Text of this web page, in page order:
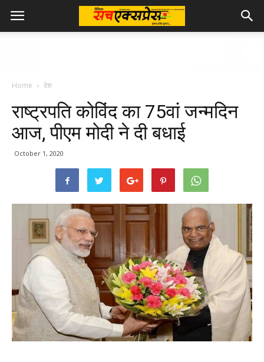
Home देश
राष्ट्रपति कोविंद का 75वां जन्मदिन
आज, पीएम मोदी ने दी बधाई
October 1, 2020